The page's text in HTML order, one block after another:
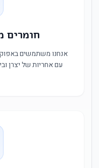
חומרים
עם אחריות של יצרן